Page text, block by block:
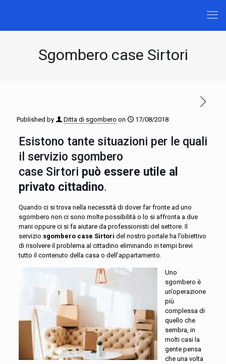
Sgombero case Sirtori
Published by Ditta di sgombero on 17/08/2018
Esistono tante situazioni per le quali
il servizio sgombero
case Sirtori può essere utile al
privato cittadino.
Quando ci si trova nella necessità di dover far fronte ad uno
sgombero non ci sono molte possibilità o lo si affronta a due
mani oppure ci si fa aiutare da professionisti del settore. Il
servizio sgombero case Sirtori del nostro portale ha l’obiettivo
di risolvere il problema al cittadino eliminando in tempi brevi
tutto il contenuto della casa o dell’appartamento.
Uno
sgombero è
un’operazione
più
complessa di
quello che
sembra, in
molti casi la
gente pensa
che una volta